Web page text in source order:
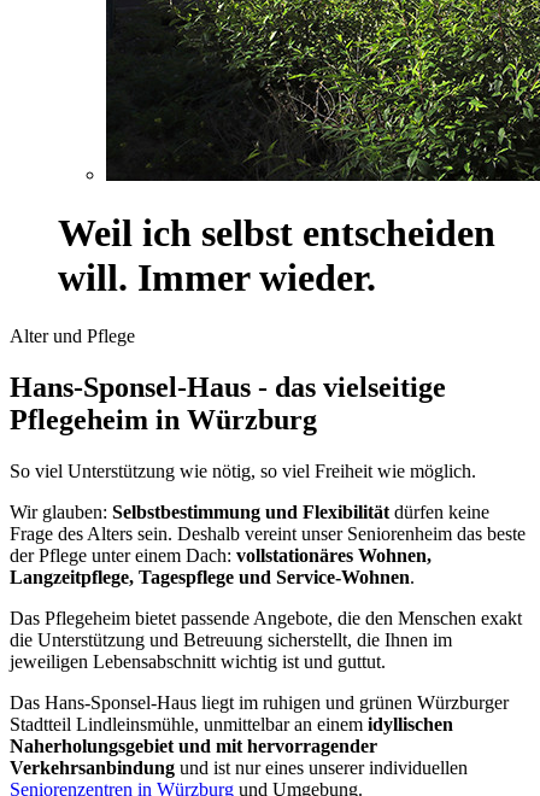
Weil ich selbst entscheiden
will. Immer wieder.
Alter und Pflege
Hans-Sponsel-Haus - das vielseitige
Pflegeheim in Würzburg
So viel Unterstützung wie nötig, so viel Freiheit wie möglich.
Wir glauben: Selbstbestimmung und Flexibilität dürfen keine
Frage des Alters sein. Deshalb vereint unser Seniorenheim das beste
der Pflege unter einem Dach: vollstationäres Wohnen,
Langzeitpflege, Tagespflege und Service-Wohnen.
Das Pflegeheim bietet passende Angebote, die den Menschen exakt
die Unterstützung und Betreuung sicherstellt, die Ihnen im
jeweiligen Lebensabschnitt wichtig ist und guttut.
Das Hans-Sponsel-Haus liegt im ruhigen und grünen Würzburger
Stadtteil Lindleinsmühle, unmittelbar an einem idyllischen
Naherholungsgebiet und mit hervorragender
Verkehrsanbindung und ist nur eines unserer individuellen
Seniorenzentren in Würzburg und Umgebung.